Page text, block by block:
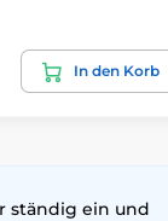
In den Korb
ständig ein und